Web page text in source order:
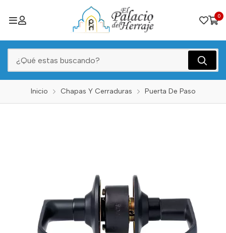
0
Inicio Chapas Y Cerraduras Puerta De Paso